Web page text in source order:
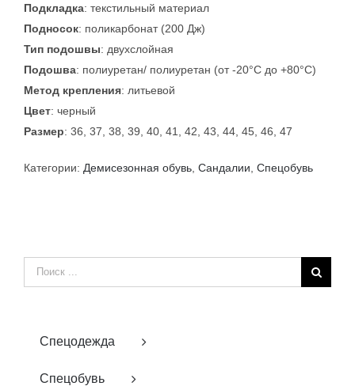
Подкладка: текстильный материал
Подносок: поликарбонат (200 Дж)
Тип подошвы: двухслойная
Подошва: полиуретан/ полиуретан (от -20°С до +80°С)
Метод крепления: литьевой
Цвет: черный
Размер: 36, 37, 38, 39, 40, 41, 42, 43, 44, 45, 46, 47
Категории: Демисезонная обувь Сандалии Спецобувь
Результат
поиска:
Спецодежда
Спецобувь